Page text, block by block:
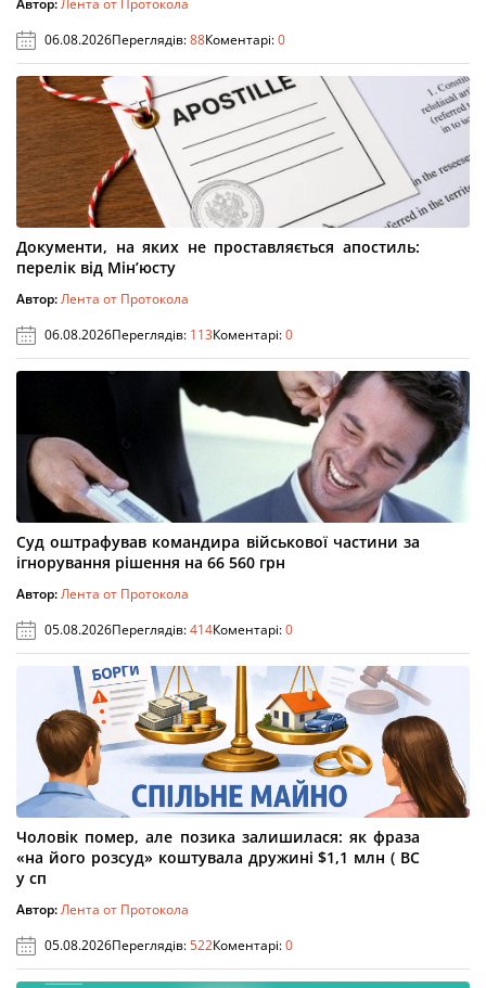
Автор:Лента от Протокола
06.08.2026Переглядів:88Коментарі:0
Документи, на яких не проставляється апостиль:
перелік від Мін’юсту
Автор:Лента от Протокола
06.08.2026Переглядів: 113Коментарі:0
Суд оштрафував командира військової частини за
ігнорування рішення на 66 560 грн
Автор:Лента от Протокола
05.08.2026Переглядів:414Коментарі:0
Чоловік помер, але позика залишилася: як фраза
«на його розсуд» коштувала дружині $1,1 млн ( ВС
у сп
Автор:Лента от Протокола
05.08.2026Переглядів:522Коментарі:0